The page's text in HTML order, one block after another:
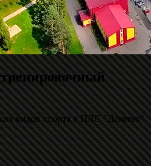
видов спорта в ЦЛС "Дёмино"